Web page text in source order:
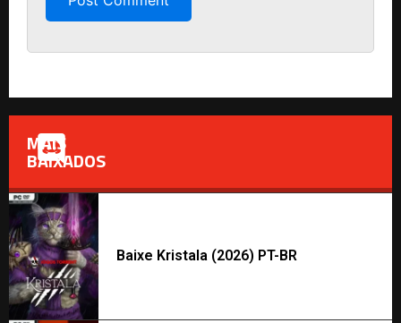
MAIS
BAIXADOS
Baixe Kristala (2026) PT-BR